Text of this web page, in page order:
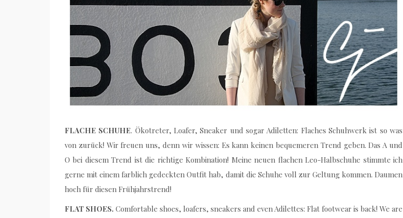
FLACHE SCHUHE. Ökotreter, Loafer, Sneaker und sogar Adiletten: Flaches Schuhwerk ist so was
von zurück! Wir freuen uns, denn wir wissen: Es kann keinen bequemeren Trend geben. Das A und
O bei diesem Trend ist die richtige Kombination! Meine neuen flachen Leo-Halbschuhe stimmte ich
gerne mit einem farblich gedeckten Outfit hab, damit die Schuhe voll zur Geltung kommen. Daumen
hoch für diesen Frühjahrstrend!
FLAT SHOES. Comfortable shoes, loafers, sneakers and even Adilettes: Flat footwear is back! We are